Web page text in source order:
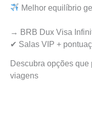
Melhor equilíbrio
→ BRB Dux Visa
✔ Salas VIP +
Descubra opções
viagens